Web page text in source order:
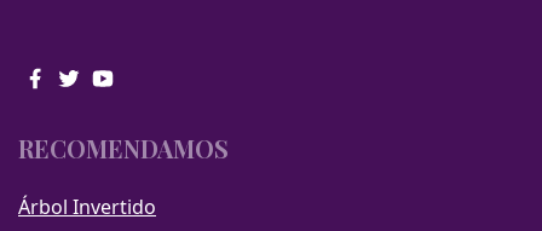
RECOMENDAMOS
Árbol Invertido